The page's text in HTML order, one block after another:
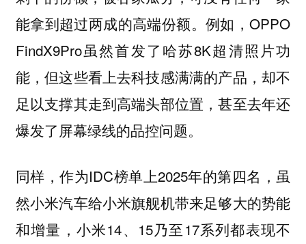
能拿到超过两成的高端份额。例如，OPPO
FindX9Pro虽然首发了哈苏8K超清照片功
能，但这些看上去科技感满满的产品，却不
足以支撑其走到高端头部位置，甚至去年还
爆发了屏幕绿线的品控问题。
同样，作为IDC榜单上2025年的第四名，虽
然小米汽车给小米旗舰机带来足够大的势能
和增量，小米14、15乃至17系列都表现不